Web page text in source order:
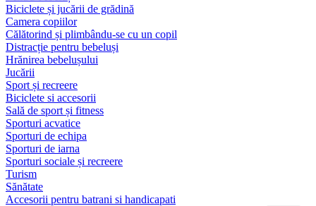
Biciclete și jucării de grădină
Camera copiilor
Călătorind și plimbându-se cu un copil
Distracție pentru bebeluși
Hrănirea bebelușului
Jucării
Sport și recreere
Biciclete si accesorii
Sală de sport și fitness
Sporturi acvatice
Sporturi de echipa
Sporturi de iarna
Sporturi sociale și recreere
Turism
Sănătate
Accesorii pentru batrani si handicapati